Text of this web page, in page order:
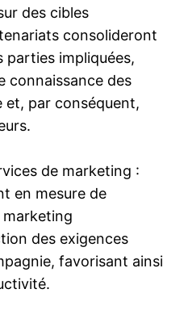
des cibles
consolideront
parties impliquées,
connaissance des
et, par conséquent,
de marketing :
en mesure de
marketing
des exigences
favorisant ainsi